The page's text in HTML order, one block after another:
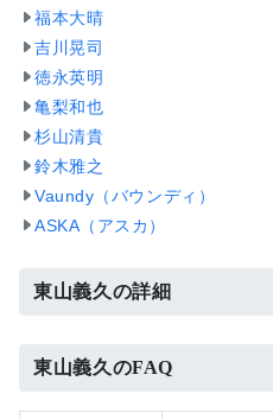
福本大晴
吉川晃司
徳永英明
亀梨和也
杉山清貴
鈴木雅之
Vaundy（バウンディ）
ASKA（アスカ）
東山義久の詳細
東山義久のFAQ